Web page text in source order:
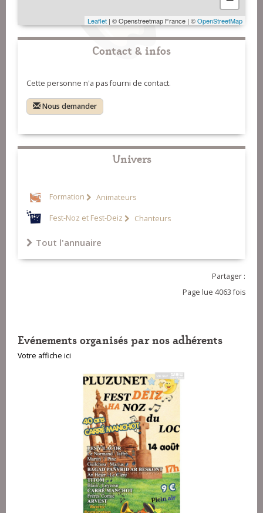
Leaflet | © Openstreetmap France | ©OpenStreetMap
Contact & infos
Cette personne n'a pas fourni de contact.
Nous demander
Univers
Formation Animateurs
Fest-Noz et Fest-Deiz Chanteurs
Tout l'annuaire
Partager :
Page lue 4063 fois
Evénements organisés par nos adhérents
Votre affiche ici